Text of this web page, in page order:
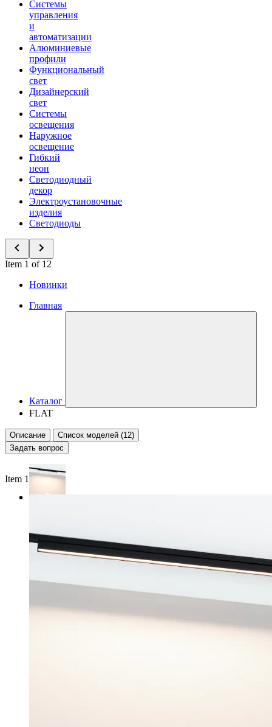
Системы
управления
и
автоматизации
Алюминиевые
профили
Функциональный
свет
Дизайнерский
свет
Системы
освещения
Наружное
освещение
Гибкий
неон
Светодиодный
декор
Электроустановочные
изделия
Светодиоды
Item 1 of 12
Новинки
Главная
Каталог
FLAT
Описание
Список моделей (12)
Задать вопрос
Item 1 of 4